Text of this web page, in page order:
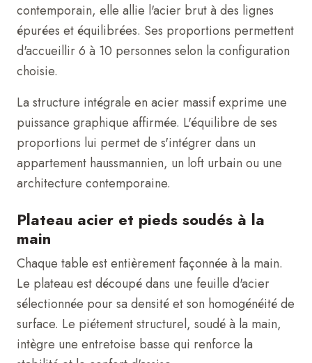
contemporain, elle allie l'acier brut à des lignes
épurées et équilibrées. Ses proportions permettent
d'accueillir 6 à 10 personnes selon la configuration
choisie.
La structure intégrale en acier massif exprime une
puissance graphique affirmée. L'équilibre de ses
proportions lui permet de s'intégrer dans un
appartement haussmannien, un loft urbain ou une
architecture contemporaine.
Plateau acier et pieds soudés à la
main
Chaque table est entièrement façonnée à la main.
Le plateau est découpé dans une feuille d'acier
sélectionnée pour sa densité et son homogénéité de
surface. Le piétement structurel, soudé à la main,
intègre une entretoise basse qui renforce la